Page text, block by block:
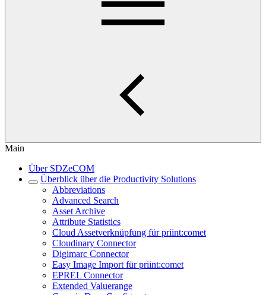
Main
Über SDZeCOM
Überblick über die Productivity Solutions
Abbreviations
Advanced Search
Asset Archive
Attribute Statistics
Cloud Assetverknüpfung für priint:comet
Cloudinary Connector
Digimarc Connector
Easy Image Import für priint:comet
EPREL Connector
Extended Valuerange